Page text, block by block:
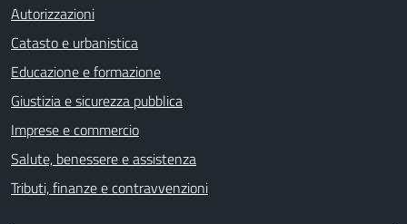
Autorizzazioni
Catasto e urbanistica
Educazione e formazione
Giustizia e sicurezza pubblica
Imprese e commercio
Salute, benessere e assistenza
Tributi, finanze e contravvenzioni